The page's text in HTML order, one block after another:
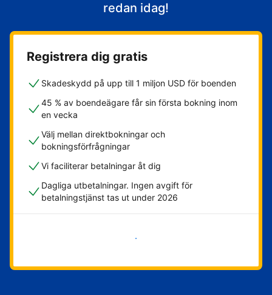
redan idag!
Registrera dig gratis
Skadeskydd på upp till 1 miljon USD för boenden
45 % av boendeägare får sin första bokning inom
en vecka
Välj mellan direktbokningar och
bokningsförfrågningar
Vi faciliterar betalningar åt dig
Dagliga utbetalningar. Ingen avgift för
betalningstjänst tas ut under 2026
Kom igång nu